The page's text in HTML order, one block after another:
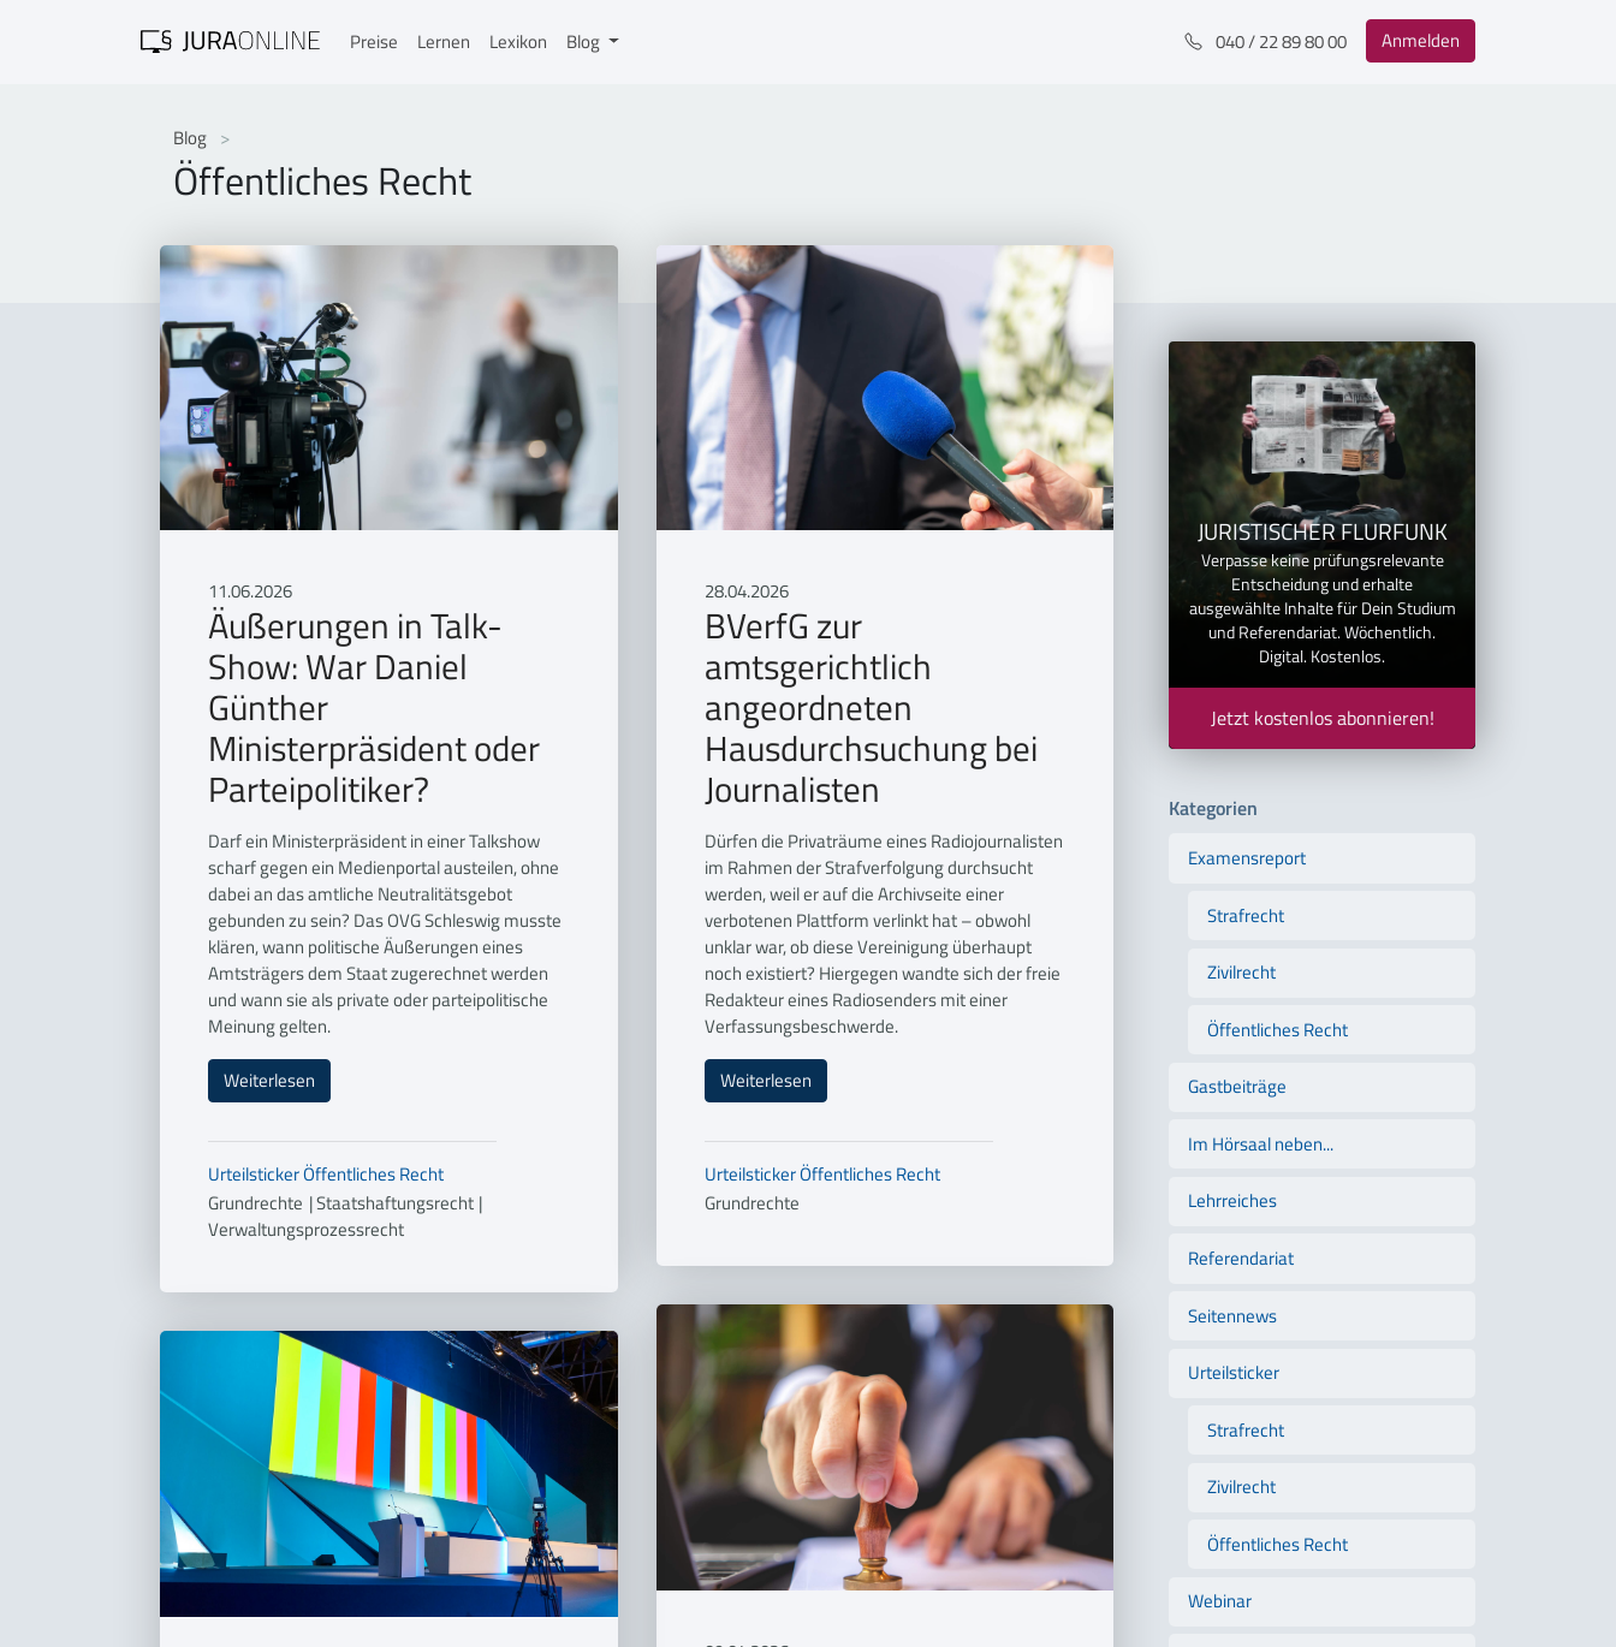
Preise Lernen Lexikon Blog 040 / 22 89 80 00 Anmelden
Blog
Öffentliches Recht
11.06.2026
Äußerungen in Talk-
Show: War Daniel
Günther
Ministerpräsident oder
Parteipolitiker?
Darf ein Ministerpräsident in einer Talkshow
scharf gegen ein Medienportal austeilen, ohne
dabei an das amtliche Neutralitätsgebot
gebunden zu sein? Das OVG Schleswig musste
klären, wann politische Äußerungen eines
Amtsträgers dem Staat zugerechnet werden
und wann sie als private oder parteipolitische
Meinung gelten.
Weiterlesen
UrteilstickerÖffentliches Recht
Grundrechte |Staatshaftungsrecht |
Verwaltungsprozessrecht
28.04.2026
BVerfG zur
amtsgerichtlich
angeordneten
Hausdurchsuchung bei
Journalisten
Dürfen die Privaträume eines Radiojournalisten
im Rahmen der Strafverfolgung durchsucht
werden, weil er auf die Archivseite einer
verbotenen Plattform verlinkt hat – obwohl
unklar war, ob diese Vereinigung überhaupt
noch existiert? Hiergegen wandte sich der freie
Redakteur eines Radiosenders mit einer
Verfassungsbeschwerde.
Weiterlesen
UrteilstickerÖffentliches Recht
Grundrechte
JURISTISCHER FLURFUNK
Verpasse keine prüfungsrelevante
Entscheidung und erhalte
ausgewählte Inhalte für Dein Studium
und Referendariat. Wöchentlich.
Digital. Kostenlos.
Jetzt kostenlos abonnieren!
Kategorien
Examensreport
Strafrecht
Zivilrecht
Öffentliches Recht
Gastbeiträge
Im Hörsaal neben...
Lehrreiches
Referendariat
Seitennews
Urteilsticker
Strafrecht
Zivilrecht
Öffentliches Recht
Webinar